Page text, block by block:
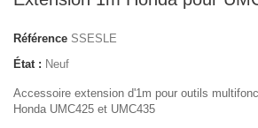
Référence SSESLE
État : Neuf
Accessoire extension d'1m pour outils
Honda UMC425 et UMC435